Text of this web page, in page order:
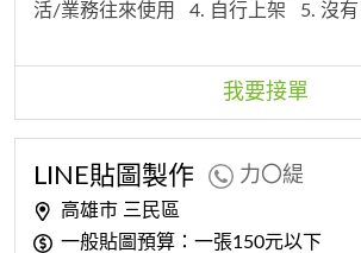
活/業務往來使用
4. 自行上架 5. 沒有
我要接單
LINE貼圖 製作 力〇緹
高雄市 三民區
一般貼圖預算：一張150元以下